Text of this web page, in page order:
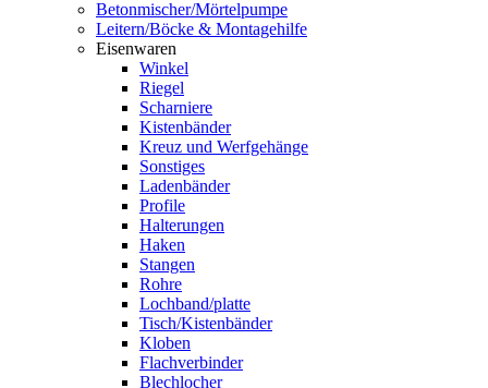
Betonmischer/Mörtelpumpe
Leitern/Böcke & Montagehilfe
Eisenwaren
Winkel
Riegel
Scharniere
Kistenbänder
Kreuz und Werfgehänge
Sonstiges
Ladenbänder
Profile
Halterungen
Haken
Stangen
Rohre
Lochband/platte
Tisch/Kistenbänder
Kloben
Flachverbinder
Blechlocher